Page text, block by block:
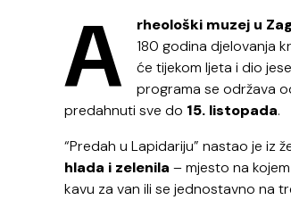
A rheološki muzej u
180 godina djelovanja
će tijekom ljeta i dio
programa se održava
predahnuti sve do 15. listopada.
“Predah u Lapidariju” nastao je
hlada i zelenila – mjesto na
kavu za van ili se jednostavno na